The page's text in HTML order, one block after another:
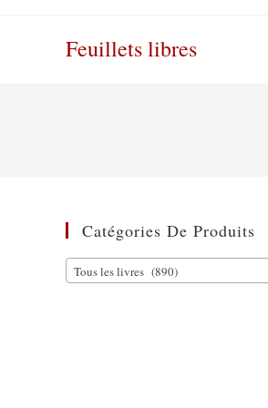
Feuillets libres
Catégories De Produits
Tous les livres (890)